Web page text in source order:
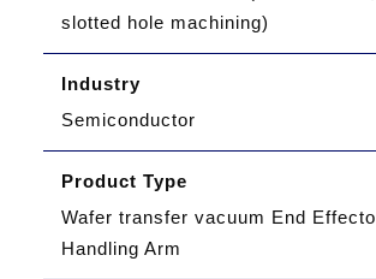
slotted hole machining)
Industry
Semiconductor
Product Type
Wafer transfer vacuum End
Handling Arm